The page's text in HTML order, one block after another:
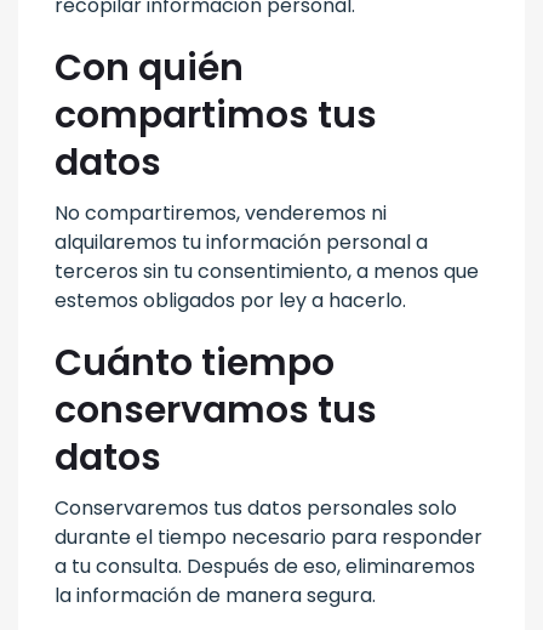
Con quién
compartimos tus
datos
No compartiremos, venderemos ni
alquilaremos tu información personal a
terceros sin tu consentimiento, a menos que
estemos obligados por ley a hacerlo.
Cuánto tiempo
conservamos tus
datos
Conservaremos tus datos personales solo
durante el tiempo necesario para responder
a tu consulta. Después de eso, eliminaremos
la información de manera segura.